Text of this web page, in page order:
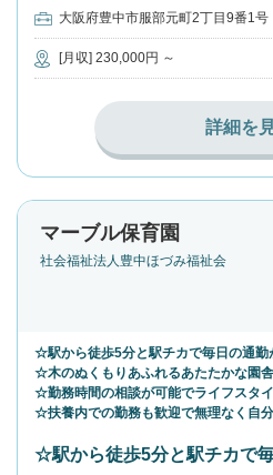
大阪府豊中市服部元町2丁目9番1号
[月収] 230,000円 ～
詳細を
マーブル保育園
社会福祉法人豊中ほづみ福祉会
☆駅から徒歩5分と駅チカで毎日の通勤
☆木のぬくもりあふれるあたたかな園
☆勤務時間の相談が可能でライフスタ
☆扶養内での勤務も歓迎で無理なく自
☆駅から徒歩5分と駅チカで